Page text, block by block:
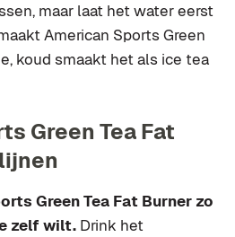
maar laat het water eerst
American Sports Green
koud smaakt het als ice tea
Green Tea Fat
Green Tea Fat Burner zo
zelf wilt. Drink het